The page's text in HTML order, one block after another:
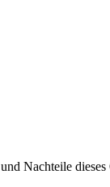
Nachteile